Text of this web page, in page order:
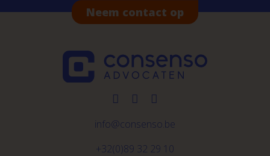
Neem contact op
info@consenso.be
+32(0)89 32 29 10